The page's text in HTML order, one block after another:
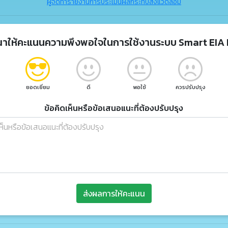
ให้คะแนนความพึงพอใจในการใช้งานระบบ Smart EIA
ยอดเยี่ยม ดี พอใช้ ควรปรับปรุง
ข้อคิดเห็นหรือข้อเสนอแนะที่ต้องปรับปรุง
ส่งผลการให้คะแนน